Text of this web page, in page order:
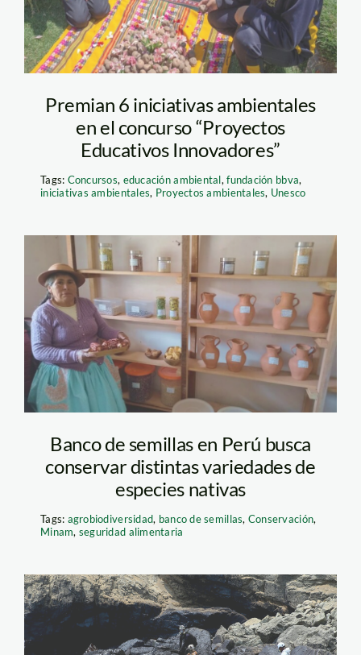
Premian 6 iniciativas ambientales
en el concurso “Proyectos
Educativos Innovadores”
Tags: Concursos, educación ambiental,fundación bbva,
iniciativas ambientales, Proyectos ambientales, Unesco
banco semillas_minam
Banco de semillas en Perú busca
conservar distintas variedades de
especies nativas
Tags: agrobiodiversidad, banco de semillas, Conservación,
Minam, seguridad alimentaria
derrame de petroleo –